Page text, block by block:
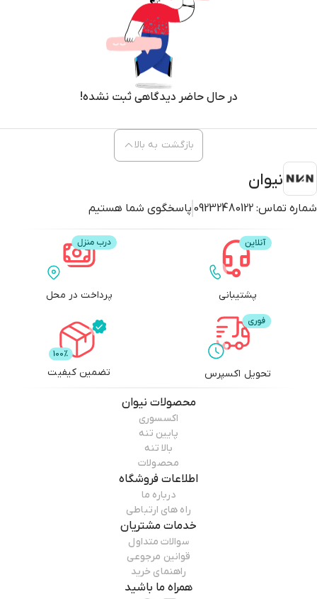
در حال حاضر دیدگاهی ثبت نشده!
نیوان
شماره تماس: 09232480122 پاسخگوی شما هستیم
بازگشت به بالا
پشتیبانی پرداخت در محل
تحویل اکسپرس تضمین کیفیت
محصولات نیوان
اکسسوری
پایین تنه
بالا تنه
محصولات
اطلاعات فروشگاه
درباره ما
راه های ارتباطی
خدمات مشتریان
سوالات متداول
قوانین مرجوعی
راهنمای خرید
همراه ما باشید